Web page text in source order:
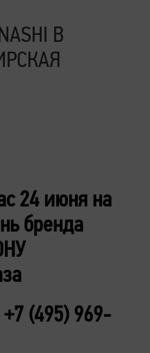
В
24 июня на
бренда
(495) 969-